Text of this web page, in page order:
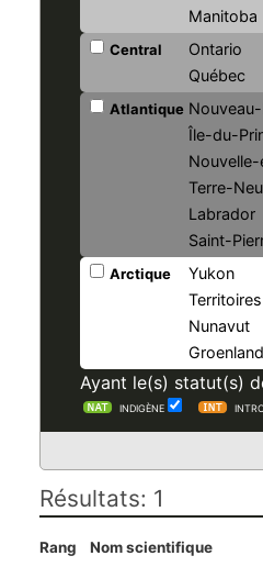
Manitoba
Central
Ontario
Québec
Atlantique
Île-du-
Terre-
Labrador
Saint-
Arctique
Yukon
Nunavut
Groenland
Ayant le(s) statut(s)
INDIGÈNE
Résultats: 1
Rang Nom scientifique